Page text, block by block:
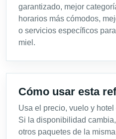
garantizado, mejor
horarios más cómodos,
o servicios específicos
miel.
Cómo usar esta
Usa el precio, vuelo y
Si la disponibilidad
otros paquetes de la